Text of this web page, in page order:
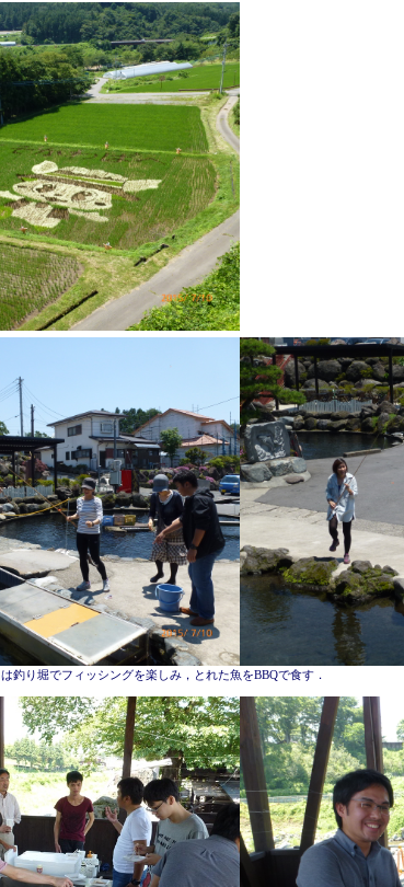
釣り堀でフィッシングを楽しみ，とれた魚をBBQで食す．